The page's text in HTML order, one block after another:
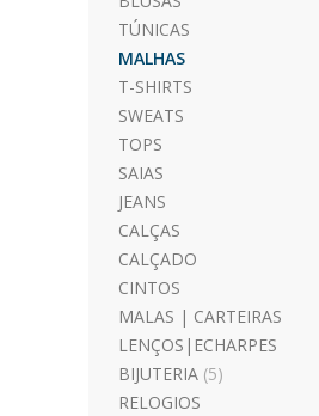
TÚNICAS
MALHAS
T-SHIRTS
SWEATS
TOPS
SAIAS
JEANS
CALÇAS
CALÇADO
CINTOS
MALAS | CARTEIRAS
LENÇOS|ECHARPES
BIJUTERIA (5)
RELOGIOS